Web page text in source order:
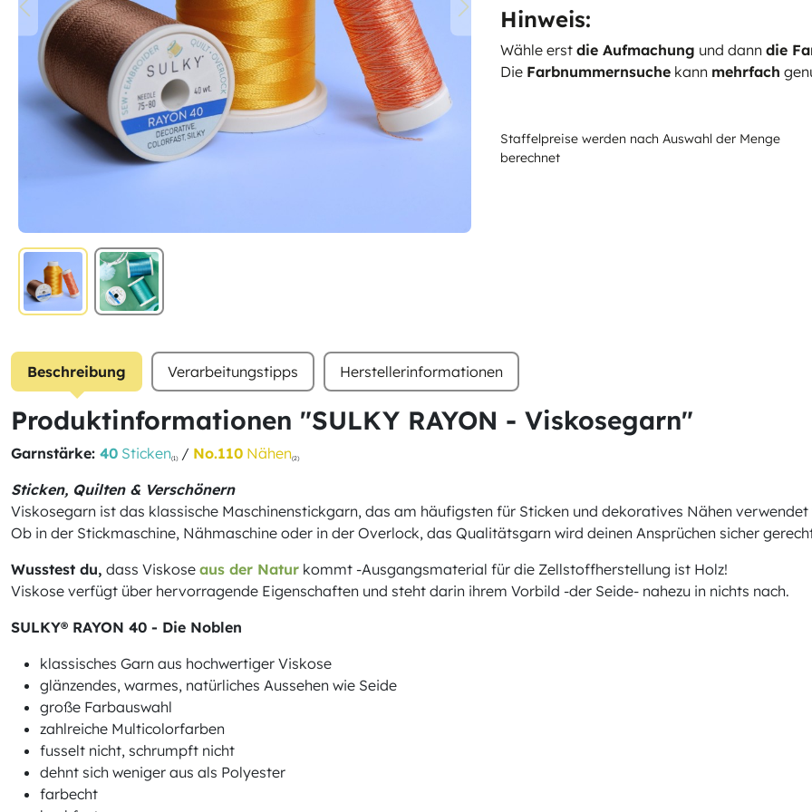
Hinweis:
Wähle erst die Aufmachung und dann die
Die Farbnummernsuche kann mehrfach
Staffelpreise werden nach Auswahl der Menge
berechnet
Beschreibung Verarbeitungstipps Herstellerinformationen
Produktinformationen "SULKY RAYON - Viskosegarn"
Garnstärke: 40 Sticken(1)/ No.110 Nähen(2)
Sticken, Quilten & Verschönern
Viskosegarn ist das klassische Maschinenstickgarn, das am häufigsten für Sticken und dekoratives Nähen verwendet
Ob in der Stickmaschine, Nähmaschine oder in der Overlock, das Qualitätsgarn wird deinen Ansprüchen sicher
Wusstest du, dass Viskose aus der Natur kommt -Ausgangsmaterial für die Zellstoffherstellung ist Holz!
Viskose verfügt über hervorragende Eigenschaften und steht darin ihrem Vorbild -der Seide- nahezu in nichts nach.
SULKY® RAYON 40 - Die Noblen
klassisches Garn aus hochwertiger Viskose
glänzendes, warmes, natürliches Aussehen wie Seide
große Farbauswahl
zahlreiche Multicolorfarben
fusselt nicht, schrumpft nicht
dehnt sich weniger aus als Polyester
farbecht